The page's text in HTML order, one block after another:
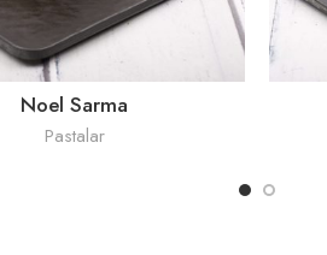
Noel Sarma
Pastalar